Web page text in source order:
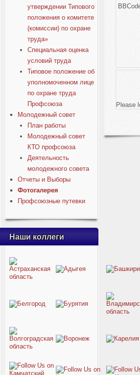
утверждении Типового
положения о комитете
(комиссии) по охране
труда»
Специальная оценка
условий труда
Типовое положение об
уполномоченном лице
по охране труда
Профсоюза
Молодежный совет
План работы
Молодежный совет
КТО профсоюза
Деятельность
молодежного совета
Отчеты и Выборы
Фотогалерея
Профсоюзные путевки
Наши коллеги
Please